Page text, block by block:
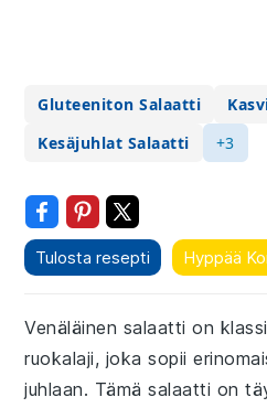
Gluteeniton Salaatti
Kesäjuhlat Salaatti
+3
Tulosta resepti Hyppää
Venäläinen salaatti on
ruokalaji, joka sopii
juhlaan. Tämä salaatti on